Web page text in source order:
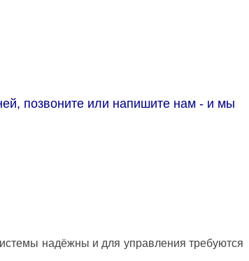
позвоните или напишите нам - и мы
надёжны и для управления требуются